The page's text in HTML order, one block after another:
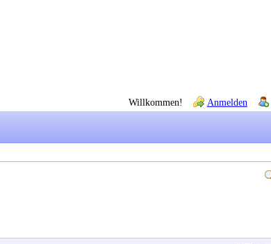
Willkommen! Anmelden